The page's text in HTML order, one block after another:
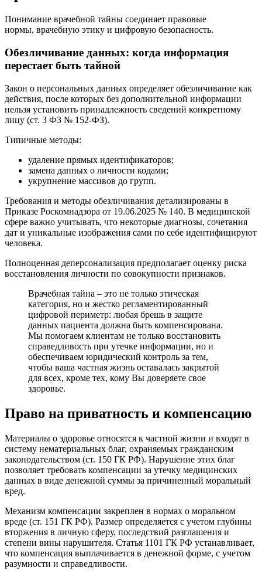
Понимание врачебной тайны соединяет правовые
нормы, врачебную этику и цифровую безопасность.
Обезличивание данных: когда информация
перестает быть тайной
Закон о персональных данных определяет обезличивание как
действия, после которых без дополнительной информации
нельзя установить принадлежность сведений конкретному
лицу (ст. 3 ФЗ № 152‑ФЗ).
Типичные методы:
удаление прямых идентификаторов;
замена данных о личности кодами;
укрупнение массивов до групп.
Требования и методы обезличивания детализированы в
Приказе Роскомнадзора от 19.06.2025 № 140. В медицинской
сфере важно учитывать, что некоторые диагнозы, сочетания
дат и уникальные изображения сами по себе идентифицируют
человека.
Полноценная деперсонализация предполагает оценку риска
восстановления личности по совокупности признаков.
Врачебная тайна – это не только этическая
категория, но и жестко регламентированный
цифровой периметр: любая брешь в защите
данных пациента должна быть компенсирована.
Мы помогаем клиентам не только восстановить
справедливость при утечке информации, но и
обеспечиваем юридический контроль за тем,
чтобы ваша частная жизнь оставалась закрытой
для всех, кроме тех, кому Вы доверяете свое
здоровье.
Право на приватность и компенсацию
Материалы о здоровье относятся к частной жизни и входят в
систему нематериальных благ, охраняемых гражданским
законодательством (ст. 150 ГК РФ). Нарушение этих благ
позволяет требовать компенсации за утечку медицинских
данных в виде денежной суммы за причиненный моральный
вред.
Механизм компенсации закреплен в нормах о моральном
вреде (ст. 151 ГК РФ). Размер определяется с учетом глубины
вторжения в личную сферу, последствий разглашения и
степени вины нарушителя. Статья 1101 ГК РФ устанавливает,
что компенсация выплачивается в денежной форме, с учетом
разумности и справедливости.